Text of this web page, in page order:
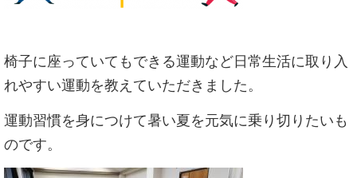
椅子に座っていてもできる運動など日常生活に取り入
れやすい運動を教えていただきました。
運動習慣を身につけて暑い夏を元気に乗り切りたいも
のです。